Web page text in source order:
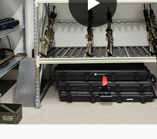
Play
video